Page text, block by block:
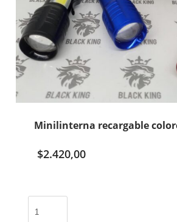
Minilinterna recargable
$2.420,00
recargable